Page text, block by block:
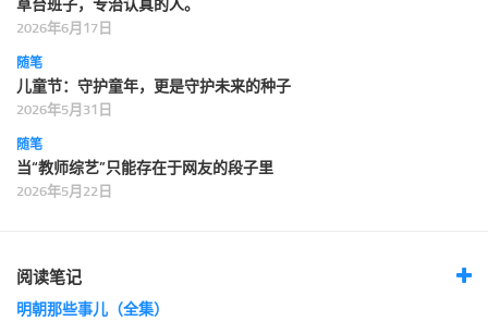
草台班子，专治认真的人。
2026年6月17日
随笔
儿童节：守护童年，更是守护未来的种子
2026年5月31日
随笔
当“教师综艺”只能存在于网友的段子里
2026年5月22日
阅读笔记
明朝那些事儿（全集）